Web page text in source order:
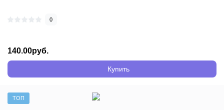
0
140.00руб.
Купить
ТОП